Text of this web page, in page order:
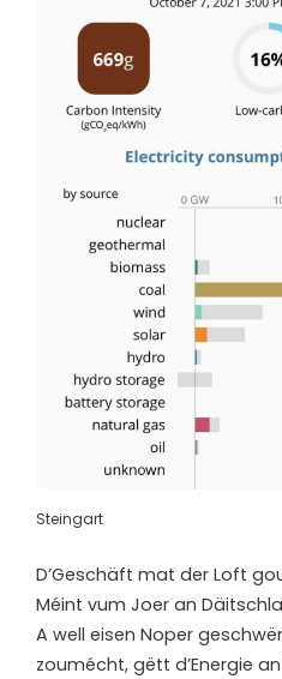
Steingart
D’Geschäft mat der Loft
Méint vum Joer an
A well eisen Noper
zoumécht, gëtt d’Energie